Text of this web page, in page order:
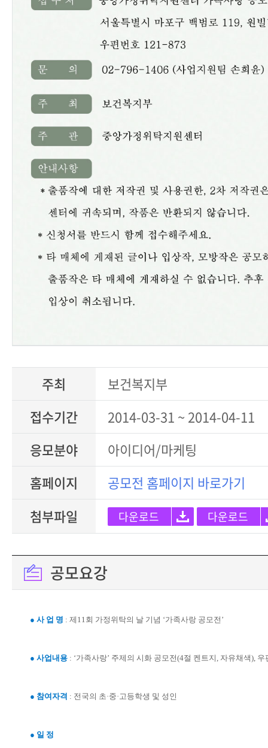
주최
보건복지부
접수기간
2014-03-31 ~ 2014-04-11
응모분야
아이디어/마케팅
홈페이지
공모전 홈페이지 바로가기
첨부파일
다운로드 다운로드
공모요강
● 사 업 명 : 제11회 가정위탁의 날 기념 ‘가족사랑 공모전’
● 사업내용 : ‘가족사랑’ 주제의 시화 공모전(4절 켄트지, 자유채색), 우
● 참여자격 : 전국의 초·중·고등학생 및 성인
● 일 정